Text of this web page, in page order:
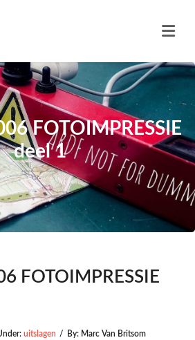
FOTOIMPRESSIE
deel 1
FOTOIMPRESSIE
uitslagen / By: Marc Van Britsom